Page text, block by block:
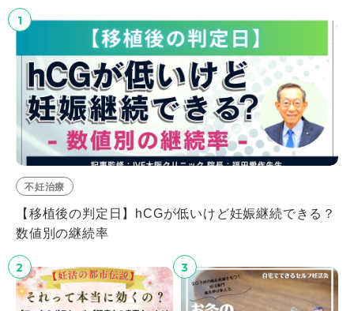
1
不妊治療
【移植後の判定日】hCGが低いけど妊娠継続できる？
数値別の継続率
2 3